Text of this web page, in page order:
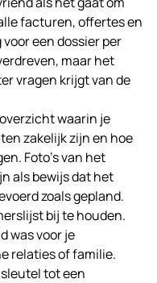
facturen, offertes en
een dossier per
maar het
vragen krijgt van de
waarin je
zakelijk zijn en hoe
Foto’s van het
als bewijs dat het
zoals gepland.
bij te houden.
was voor je
relaties of familie.
sleutel tot een